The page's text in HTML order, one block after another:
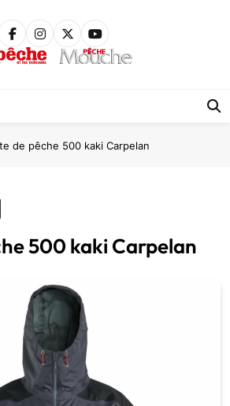
de pêche 500 kaki Carpelan
500 kaki Carpelan